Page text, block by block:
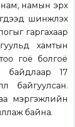
намын эрх
шинжлэх
гаргахаар
хамтын
гоё болгоё
байдлаар 17
байгуулсан.
мэргэжлийн
байна.